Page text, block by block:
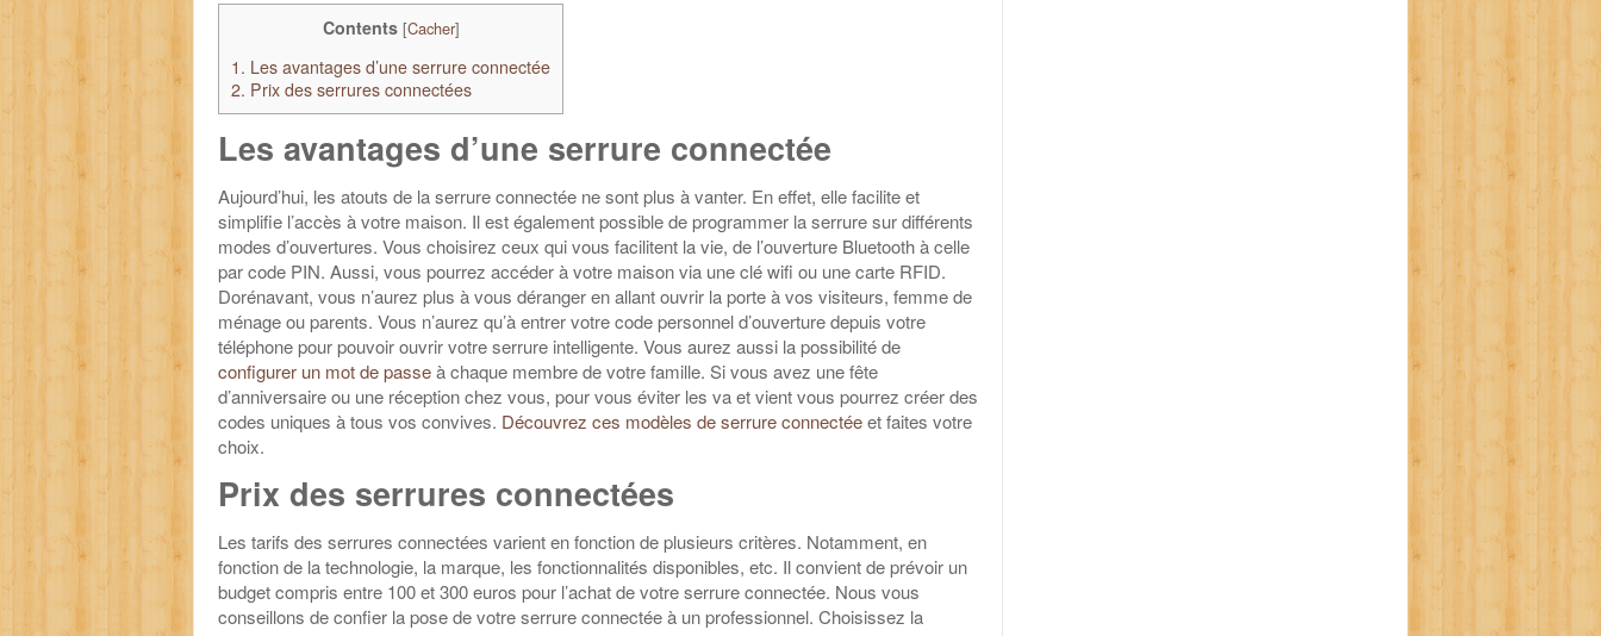
Contents [Cacher]
1. Les avantages d’une serrure connectée
2. Prix des serrures connectées
Les avantages d’une serrure connectée
Aujourd’hui, les atouts de la serrure connectée ne sont plus à vanter. En effet, elle facilite et
simplifie l’accès à votre maison. Il est également possible de programmer la serrure sur différents
modes d’ouvertures. Vous choisirez ceux qui vous facilitent la vie, de l’ouverture Bluetooth à celle
par code PIN. Aussi, vous pourrez accéder à votre maison via une clé wifi ou une carte RFID.
Dorénavant, vous n’aurez plus à vous déranger en allant ouvrir la porte à vos visiteurs, femme de
ménage ou parents. Vous n’aurez qu’à entrer votre code personnel d’ouverture depuis votre
téléphone pour pouvoir ouvrir votre serrure intelligente. Vous aurez aussi la possibilité de
configurer un mot de passeà chaque membre de votre famille. Si vous avez une fête
d’anniversaire ou une réception chez vous, pour vous éviter les va et vient vous pourrez créer des
codes uniques à tous vos convives. Découvrez ces modèles de serrure connectéeet faites votre
choix.
Prix des serrures connectées
Les tarifs des serrures connectées varient en fonction de plusieurs critères. Notamment, en
fonction de la technologie, la marque, les fonctionnalités disponibles, etc. Il convient de prévoir un
budget compris entre 100 et 300 euros pour l’achat de votre serrure connectée. Nous vous
conseillons de confier la pose de votre serrure connectée à un professionnel. Choisissez la